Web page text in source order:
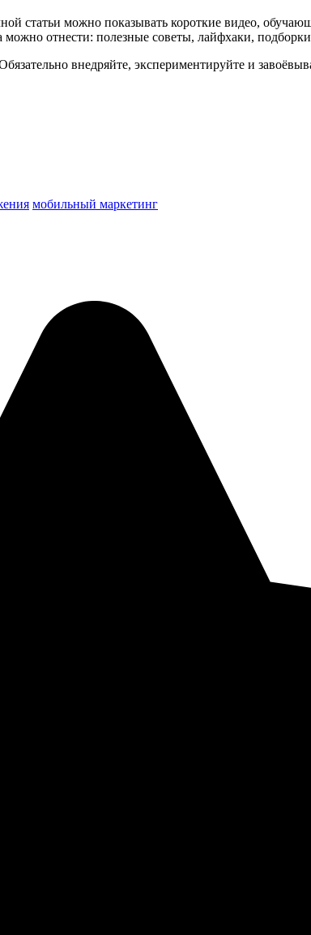
статьи можно показывать короткие видео,
отнести: полезные советы, лайфхаки,
внедряйте, экспериментируйте и
мобильный маркетинг